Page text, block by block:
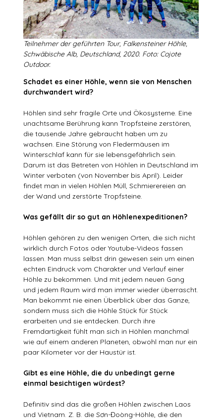
Teilnehmer der geführten Tour, Falkensteiner Höhle,
Schwäbische Alb, Deutschland, 2020. Foto: Cojote
Outdoor.
Schadet es einer Höhle, wenn sie von Menschen
durchwandert wird?
Höhlen sind sehr fragile Orte und Ökosysteme. Eine
unachtsame Berührung kann Tropfsteine zerstören,
die tausende Jahre gebraucht haben um zu
wachsen. Eine Störung von Fledermäusen im
Winterschlaf kann für sie lebensgefährlich sein.
Darum ist das Betreten von Höhlen in Deutschland im
Winter verboten (von November bis April). Leider
findet man in vielen Höhlen Müll, Schmierereien an
der Wand und zerstörte Tropfsteine.
Was gefällt dir so gut an Höhlenexpeditionen?
Höhlen gehören zu den wenigen Orten, die sich nicht
wirklich durch Fotos oder Youtube-Videos fassen
lassen. Man muss selbst drin gewesen sein um einen
echten Eindruck vom Charakter und Verlauf einer
Höhle zu bekommen. Und mit jedem neuen Gang
und jedem Raum wird man immer wieder überrascht.
Man bekommt nie einen Überblick über das Ganze,
sondern muss sich die Höhle Stück für Stück
erarbeiten und sie entdecken. Durch ihre
Fremdartigkeit fühlt man sich in Höhlen manchmal
wie auf einem anderen Planeten, obwohl man nur ein
paar Kilometer vor der Haustür ist.
Gibt es eine Höhle, die du unbedingt gerne
einmal besichtigen würdest?
Definitiv sind das die großen Höhlen zwischen Laos
und Vietnam. Z. B. die Sơn-Đoòng-Höhle, die den